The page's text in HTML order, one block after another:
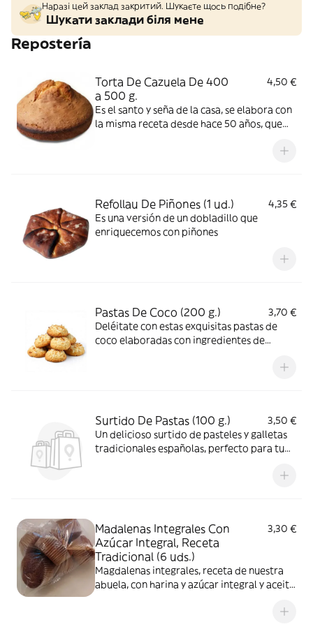
Наразі цей заклад закритий. Шукаєте щось подібне?
Шукати заклади біля мене
Repostería
Torta De Cazuela De 400
a 500 g.
4,50 €
Es el santo y seña de la casa, se elabora con
la misma receta desde hace 50 años, que
Refollau De Piñones (1 ud.)
4,35 €
Es una versión de un dobladillo que
enriquecemos con piñones
Pastas De Coco (200 g.)
3,70 €
Deléitate con estas exquisitas pastas de
coco elaboradas con ingredientes de
Surtido De Pastas (100 g.)
3,50 €
Un delicioso surtido de pasteles y galletas
tradicionales españolas, perfecto para tu
Madalenas Integrales Con
Azúcar Integral, Receta
Tradicional (6 uds.)
3,30 €
Magdalenas integrales, receta de nuestra
abuela, con harina y azúcar integral y aceite